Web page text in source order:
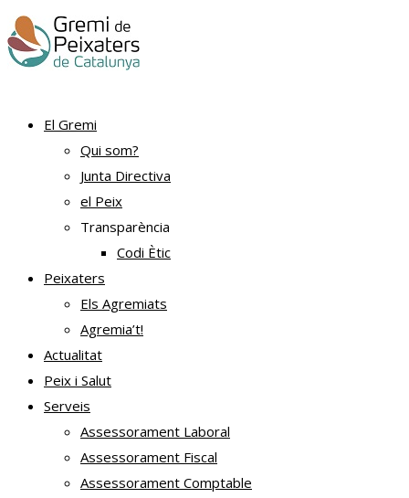
El Gremi
Qui som?
Junta Directiva
el Peix
Transparència
Codi Ètic
Peixaters
Els Agremiats
Agremia’t!
Actualitat
Peix i Salut
Serveis
Assessorament Laboral
Assessorament Fiscal
Assessorament Comptable